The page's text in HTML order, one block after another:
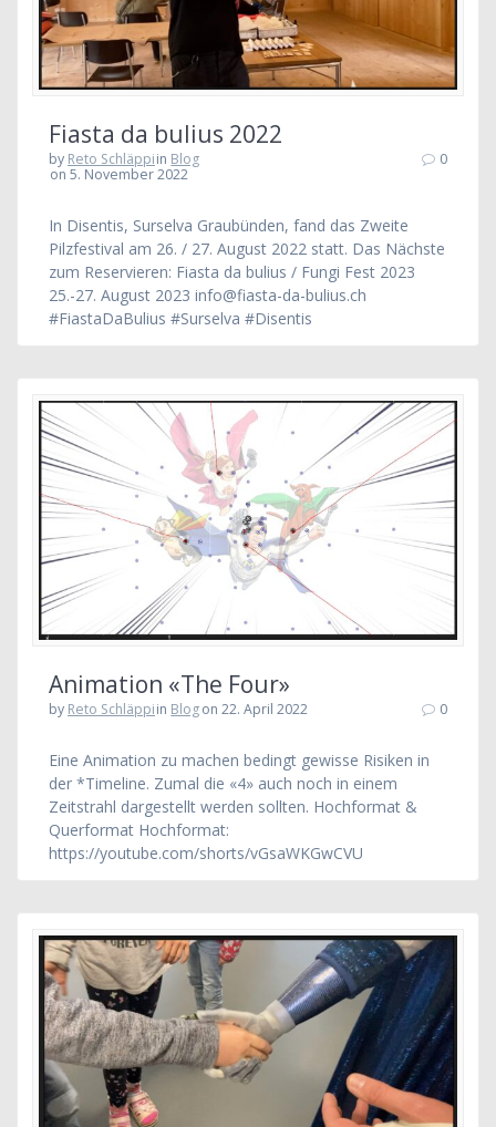
Fiasta da bulius 2022
by Reto Schläppiin Blog
on 5. November 2022
0
In Disentis, Surselva Graubünden, fand das Zweite
Pilzfestival am 26. / 27. August 2022 statt. Das Nächste
zum Reservieren: Fiasta da bulius / Fungi Fest 2023
25.-27. August 2023 info@fiasta-da-bulius.ch
#FiastaDaBulius #Surselva #Disentis
Animation «The Four»
by Reto Schläppiin Blogon 22. April 2022 0
Eine Animation zu machen bedingt gewisse Risiken in
der *Timeline. Zumal die «4» auch noch in einem
Zeitstrahl dargestellt werden sollten. Hochformat &
Querformat Hochformat:
https://youtube.com/shorts/vGsaWKGwCVU